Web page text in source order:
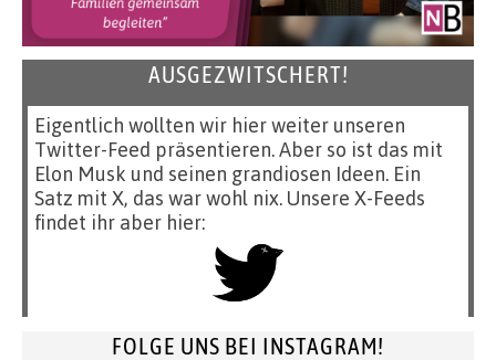
AUSGEZWITSCHERT!
Eigentlich wollten wir hier weiter unseren
Twitter-Feed präsentieren. Aber so ist das mit
Elon Musk und seinen grandiosen Ideen. Ein
Satz mit X, das war wohl nix. Unsere X-Feeds
findet ihr aber hier:
FOLGE UNS BEI INSTAGRAM!